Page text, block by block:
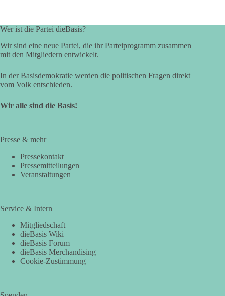
Wer ist die Partei dieBasis?
Wir sind eine neue Partei, die ihr Parteiprogramm zusammen
mit den Mitgliedern entwickelt.
In der Basisdemokratie werden die politischen Fragen direkt
vom Volk entschieden.
Wir alle sind die Basis!
Presse & mehr
Pressekontakt
Pressemitteilungen
Veranstaltungen
Service & Intern
Mitgliedschaft
dieBasis Wiki
dieBasis Forum
dieBasis Merchandising
Cookie-Zustimmung